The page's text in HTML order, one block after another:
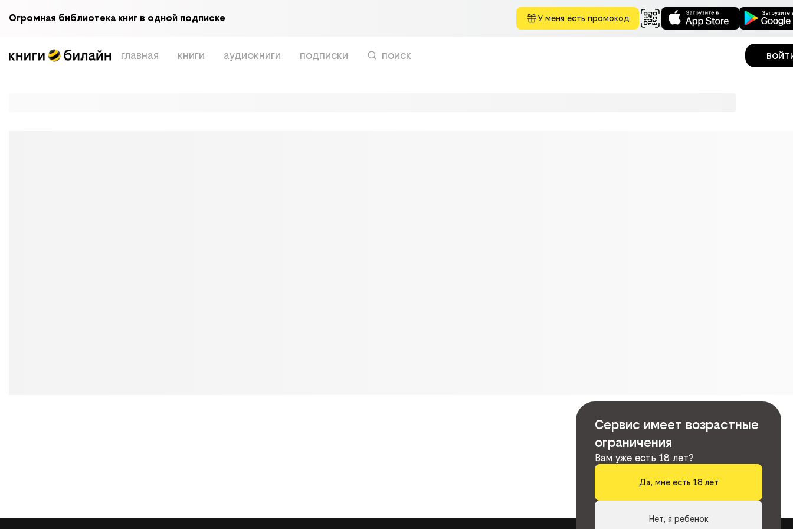
Огромная библиотека книг в одной подписке У меня есть промокод
главная книги аудиокниги подписки поиск
Сервис имеет возрастные
ограничения
Вам уже есть 18 лет?
Да, мне есть 18 лет
Нет, я ребенок